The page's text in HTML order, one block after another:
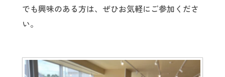
でも興味のある方は、ぜひお気軽にご参加くださ
い。